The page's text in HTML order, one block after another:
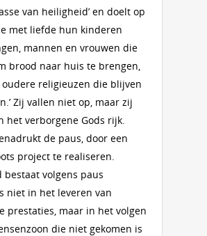
van heiligheid’ en doelt op
met liefde hun kinderen
mannen en vrouwen die
brood naar huis te brengen,
oudere religieuzen die blijven
Zij vallen niet op, maar zij
het verborgene Gods rijk.
de paus, door een
project te realiseren.
bestaat volgens paus
niet in het leveren van
prestaties, maar in het volgen
die niet gekomen is